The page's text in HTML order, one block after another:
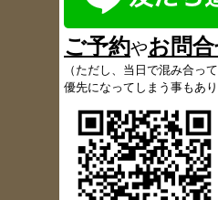
2017/6/6
ブログ更新しました（
お知らせ）
2017/5/18
患者さんの声、多数追
2017/5/9
ブログ更新しました
せ）
2017/5/4
ブログ更新しました（
2017/3/24
ご予約やお問合
（ ただし、当日で混み合っ
優先になってしまう事もあり